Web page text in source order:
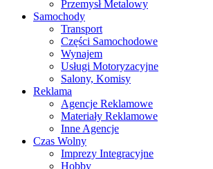
Przemysł Metalowy
Samochody
Transport
Części Samochodowe
Wynajem
Usługi Motoryzacyjne
Salony, Komisy
Reklama
Agencje Reklamowe
Materiały Reklamowe
Inne Agencje
Czas Wolny
Imprezy Integracyjne
Hobby